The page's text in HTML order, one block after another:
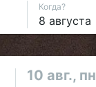
Когда?
10 авг., пн